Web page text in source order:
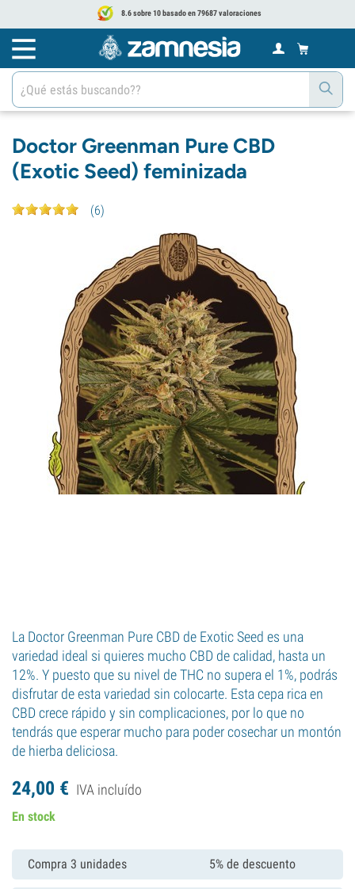
8.6 sobre 10 basado en 79687 valoraciones
Doctor Greenman Pure CBD
(Exotic Seed) feminizada
(6)
La Doctor Greenman Pure CBD de Exotic Seed es una
variedad ideal si quieres mucho CBD de calidad, hasta un
12%. Y puesto que su nivel de THC no supera el 1%, podrás
disfrutar de esta variedad sin colocarte. Esta cepa rica en
CBD crece rápido y sin complicaciones, por lo que no
tendrás que esperar mucho para poder cosechar un montón
de hierba deliciosa.
24,00 € IVA incluído
En stock
Compra 3 unidades 5% de descuento